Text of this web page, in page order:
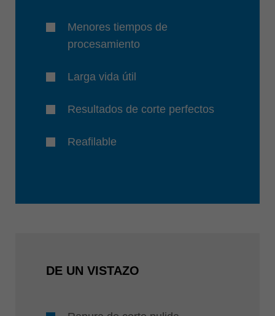
Menores tiempos de
procesamiento
Larga vida útil
Resultados de corte perfectos
Reafilable
DE UN VISTAZO